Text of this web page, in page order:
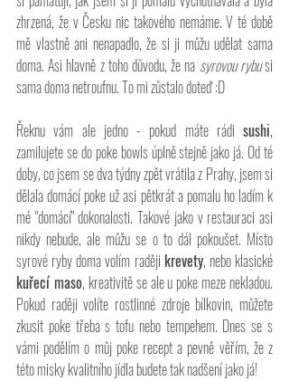
zhrzená, že v Česku nic takového nemáme. V té době
mě vlastně ani nenapadlo, že si ji můžu udělat sama
doma. Asi hlavně z toho důvodu, že na syrovou rybu si
sama doma netroufnu. To mi zůstalo doteď :D
Řeknu vám ale jedno - pokud máte rádi sushi,
zamilujete se do poke bowls úplně stejně jako já. Od té
doby, co jsem se dva týdny zpět vrátila z Prahy, jsem si
dělala domácí poke už asi pětkrát a pomalu ho ladím k
mé "domácí" dokonalosti. Takové jako v restauraci asi
nikdy nebude, ale můžu se o to dál pokoušet. Místo
syrové ryby doma volím raději krevety, nebo klasické
kuřecí maso, kreativitě se ale u poke meze nekladou.
Pokud raději volíte rostlinné zdroje bílkovin, můžete
zkusit poke třeba s tofu nebo tempehem. Dnes se s
vámi podělím o můj poke recept a pevně věřím, že z
této misky kvalitního jídla budete tak nadšení jako já!